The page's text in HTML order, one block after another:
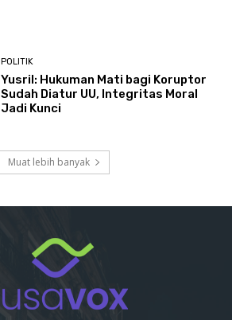
POLITIK
Yusril: Hukuman Mati bagi Koruptor
Sudah Diatur UU, Integritas Moral
Jadi Kunci
Muat lebih banyak